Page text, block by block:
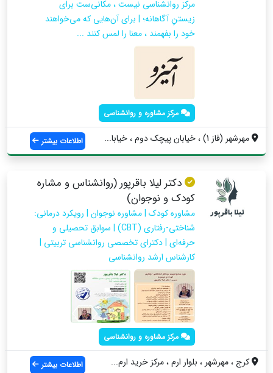
مرکز روانشناسی نیست ، مکانی‌ست برای
زیستنِ آگاهانه؛ | برای آن‌هایی که می‌خواهند
خود را بفهمند ، معنا را لمس کنند ...
مرکز مشاوره و روانشناسی
مهرشهر (فاز 1) ، خیابان پیچک دوم ، خیابا... اطلاعات بیشتر
دکتر لیلا باقرپور (روانشناس و مشاره
کودک و نوجوان)
مشاوره کودک | مشاوره نوجوان | رویکرد درمانی:
شناختی-رفتاری (CBT) | سوابق تحصیلی و
حرفه‌ای | دکترای تخصصی روانشناسی تربیتی |
کارشناس ارشد روانشناسی
مرکز مشاوره و روانشناسی
کرج ، مهرشهر ، بلوار ارم ، مرکز خرید ارم... اطلاعات بیشتر